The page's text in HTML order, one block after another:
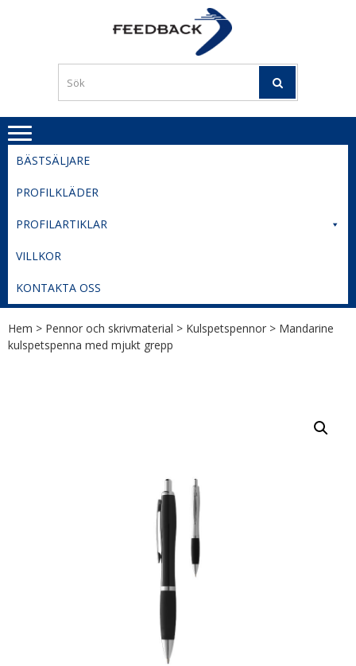
TIL
BESTE
PRISER
BÄSTSÄLJARE
PROFILKLÄDER
PROFILARTIKLAR
VILLKOR
KONTAKTA OSS
Hem > Pennor och skrivmaterial > Kulspetspennor > Mandarine
kulspetspenna med mjukt grepp